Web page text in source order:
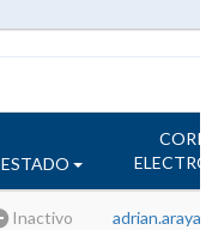
ESTADO
Inactivo